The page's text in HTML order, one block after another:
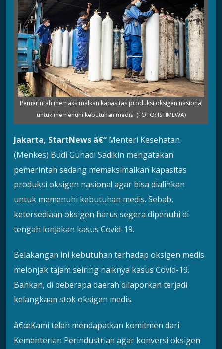
Pemerintah memaksimalkan kapasitas produksi oksigen nasional
untuk memenuhi kebutuhan medis. (FOTO: ISTIMEWA)
Jakarta, StartNews â€“ Menteri Kesehatan
(Menkes) Budi Gunadi Sadikin mengatakan
pemerintah sedang memaksimalkan kapasitas
produksi oksigen nasional agar bisa dialihkan
untuk memenuhi kebutuhan medis. Sebab,
ketersediaan oksigen harus segera dipenuhi di
tengah lonjakan kasus Covid-19.
Belakangan ini kebutuhan terhadap oksigen medis
melonjak tajam seiring naiknya kasus Covid-19.
Bahkan, di beberapa daerah dilaporkan terjadi
kelangkaan stok oksigen medis.
â€œKami telah mendapatkan komitmen dari
Kementerian Perindustrian agar konversi oksigen